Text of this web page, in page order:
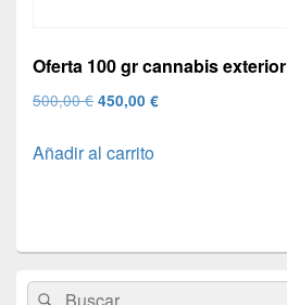
Oferta 100 gr cannabis exterior
500,00€ El
original
450,00 €El
Añadir al carrito
área
BuscarBuscar